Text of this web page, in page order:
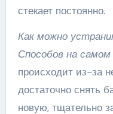
стекает постоянно.
Как можно
Способов на самом
происходит из-за
достаточно снять
новую, тщательно